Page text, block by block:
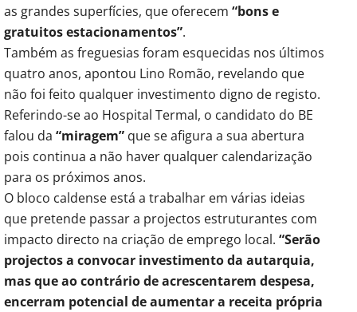
as grandes superfícies, que oferecem “bons e
gratuitos estacionamentos”.
Também as freguesias foram esquecidas nos últimos
quatro anos, apontou Lino Romão, revelando que
não foi feito qualquer investimento digno de registo.
Referindo-se ao Hospital Termal, o candidato do BE
falou da “miragem” que se afigura a sua abertura
pois continua a não haver qualquer calendarização
para os próximos anos.
O bloco caldense está a trabalhar em várias ideias
que pretende passar a projectos estruturantes com
impacto directo na criação de emprego local. “Serão
projectos a convocar investimento da autarquia,
mas que ao contrário de acrescentarem despesa,
encerram potencial de aumentar a receita própria